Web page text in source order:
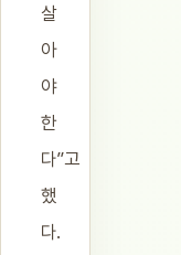
살
아
야
한
다”고
했
다.